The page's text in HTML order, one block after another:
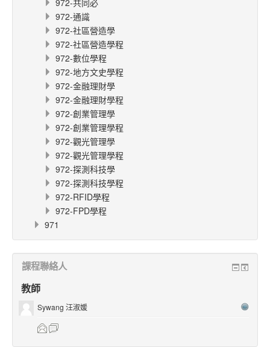
972-共同必
972-通識
972-社區營造學
972-社區營造學程
972-數位學程
972-地方文史學程
972-金融理財學
972-金融理財學程
972-創業管理學
972-創業管理學程
972-觀光管理學
972-觀光管理學程
972-探測科技學
972-探測科技學程
972-RFID學程
972-FPD學程
971
課程聯絡人
教師
Sywang 汪淑媛